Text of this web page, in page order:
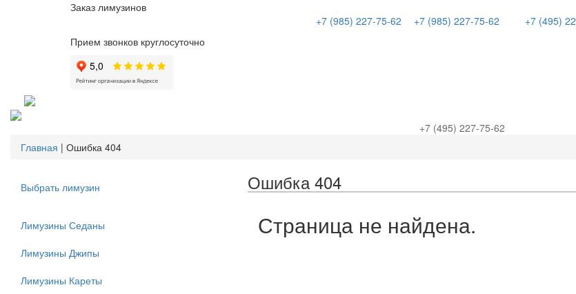
Заказ лимузинов
+7 (985) 227-75-62
+7 (985) 227-75-62
+7 (495)
Прием звонков круглосуточно
+7 (495) 227-75-62
Главная | Ошибка 404
Выбрать лимузин
Лимузины Седаны
Лимузины Джипы
Лимузины Кареты
Ошибка 404
Страница не найдена.